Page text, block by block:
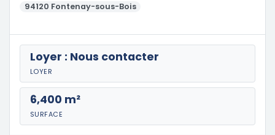
94120 Fontenay-sous-Bois
Loyer : Nous contacter
LOYER
6,400 m²
SURFACE